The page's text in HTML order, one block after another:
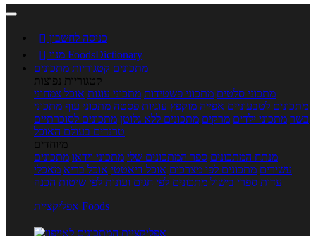
 כניסה לחשבון

מנוי FoodsDictionary
מתכונים קטגוריות מתכונים
קטגוריות נפוצות
מתכוני סלטים מתכוני פשטידות מתכוני עוגות אוכל צמחוני
מתכונים לטבעוניים אפייה מוקפץ עוגיות פסטה מתכוני עוף מתכוני
בשר מתכוני ילדים מרקים מתכונים ללא גלוטן מתכונים לסוכרתיים
טרנדים בעולם האוכל
מיוחדים
מנתח המתכונים ספר המתכונים שלי מתכוני וידאו מתכונים
עשירים מתכונים לפי מצרכים אוכל דיאטטי אוכל בריא מאכלי
עדות ספרי בישול מתכונים לפי חגים ועונות לפי שיטות הכנה
אפליקציית Foods